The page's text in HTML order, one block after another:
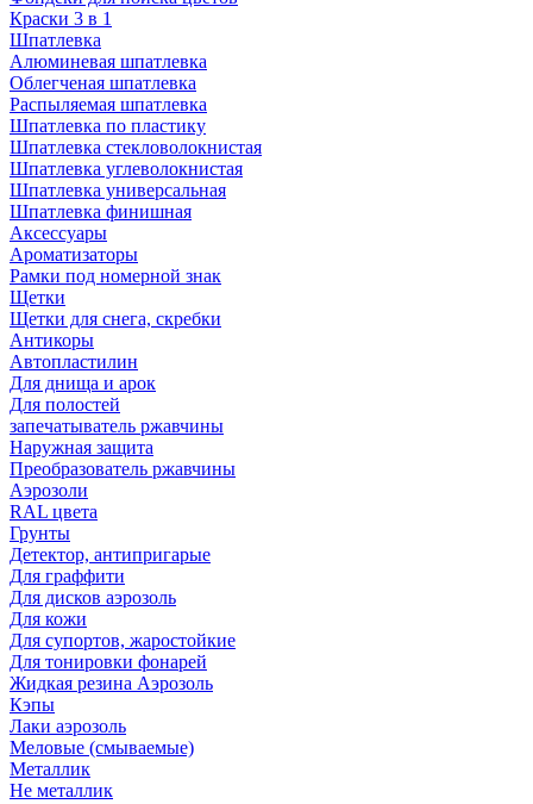
Краски 3 в 1
Шпатлевка
Алюминевая шпатлевка
Облегченая шпатлевка
Распыляемая шпатлевка
Шпатлевка по пластику
Шпатлевка стекловолокнистая
Шпатлевка углеволокнистая
Шпатлевка универсальная
Шпатлевка финишная
Аксессуары
Ароматизаторы
Рамки под номерной знак
Щетки
Щетки для снега, скребки
Антикоры
Автопластилин
Для днища и арок
Для полостей
запечатыватель ржавчины
Наружная защита
Преобразователь ржавчины
Аэрозоли
RAL цвета
Грунты
Детектор, антипригарые
Для граффити
Для дисков аэрозоль
Для кожи
Для супортов, жаростойкие
Для тонировки фонарей
Жидкая резина Аэрозоль
Кэпы
Лаки аэрозоль
Меловые (смываемые)
Металлик
Не металлик